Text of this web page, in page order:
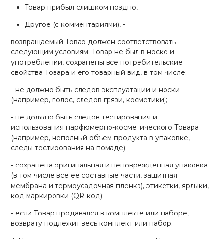
Товар прибыл слишком поздно,
Другое (с комментариями), -
возвращаемый Товар должен соответствовать
следующим условиям: Товар не был в носке и
употреблении, сохранены все потребительские
свойства Товара и его товарный вид, в том числе:
- не должно быть следов эксплуатации и носки
(например, волос, следов грязи, косметики);
- не должно быть следов тестирования и
использования парфюмерно-косметического Товара
(например, неполный объем продукта в упаковке,
следы тестирования на помаде);
- сохранена оригинальная и неповрежденная упаковка
(в том числе все ее составные части, защитная
мембрана и термоусадочная пленка), этикетки, ярлыки,
код маркировки (QR-код);
- если Товар продавался в комплекте или наборе,
возврату подлежит весь комплект или набор.